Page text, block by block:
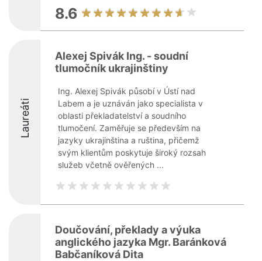
8.6
Laureáti
Alexej Spivák Ing. - soudní
tlumočník ukrajinštiny
Ing. Alexej Spivák působí v Ústí nad
Labem a je uznáván jako specialista v
oblasti překladatelství a soudního
tlumočení. Zaměřuje se především na
jazyky ukrajinština a ruština, přičemž
svým klientům poskytuje široký rozsah
služeb včetně ověřených ...
Doučování, překlady a výuka
anglického jazyka Mgr. Baránková
Babčaníková Dita